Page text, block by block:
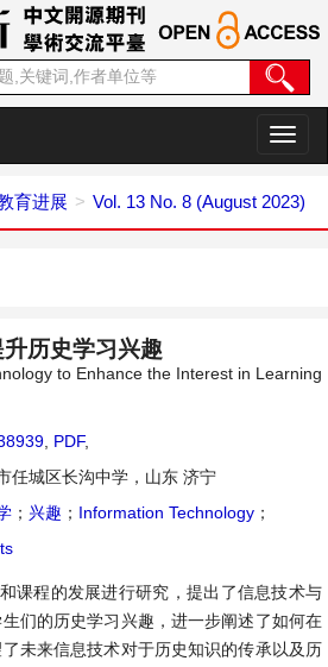
切
换
航
育进展 Vol. 13 No. 8 (August 2023)
历史学习兴趣
to Enhance the Interest in Learning
PDF,
任城区长沟中学，山东 济宁
； 兴趣 ； Information Technology ；
课程的发展进行研究，提出了信息技术与
们的历史学习兴趣，进一步阐述了如何在
未来信息技术对于历史知识的传承以及历